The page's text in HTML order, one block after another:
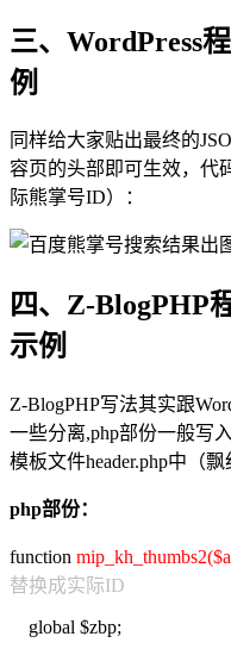
三、WordPress
例
同样给大家贴出最终的
容页的头部即可生效，代
际熊掌号ID）：
四、Z-BlogPHP
示例
Z-BlogPHP写法其实跟
一些分离,php部份一般写
模板文件header.php中（
php部份：
function
替换成实际ID
global $zbp;